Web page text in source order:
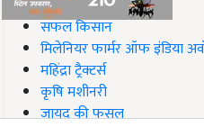
#Top on Krishi Jagran
सफल किसान
मिलेनियर फार्मर ऑफ इंडिया
महिंद्रा ट्रैक्टर्स
कृषि मशीनरी
जायद की फसल